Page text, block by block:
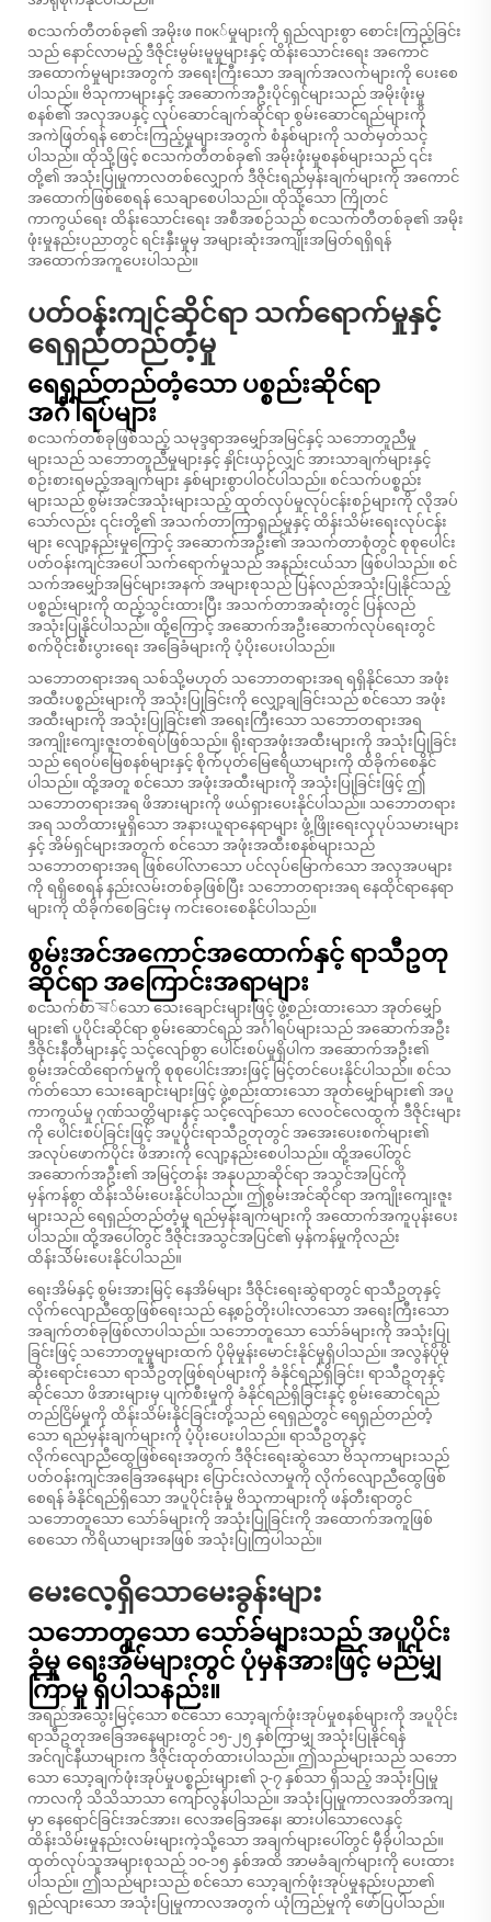
စငသက်တီတစ်ခု၏ အမိုးဖ пок်မှုများကို ရှည်လျားစွာ စောင်းကြည့်ခြင်း
သည် နောင်လာမည့် ဒီဇိုင်းမွမ်းမူမှုများနှင့် ထိန်းသောင်းရေး အကောင်
အထောက်မှုများအတွက် အရေးကြီးသော အချက်အလက်များကို ပေးစေ
ပါသည်။ ဗိသုကာများနှင့် အဆောက်အဦးပိုင်ရှင်များသည် အမိုးဖုံးမှု
စနစ်၏ အလှအပနှင့် လုပ်ဆောင်ချက်ဆိုင်ရာ စွမ်းဆောင်ရည်များကို
အကဲဖြတ်ရန် စောင်းကြည့်မှုများအတွက် စံနစ်များကို သတ်မှတ်သင့်
ပါသည်။ ထိုသို့ဖြင့် စငသက်တီတစ်ခု၏ အမိုးဖုံးမှုစနစ်များသည် ၎င်း
တို့၏ အသုံးပြုမှုကာလတစ်လျှောက် ဒီဇိုင်းရည်မှန်းချက်များကို အကောင်
အထောက်ဖြစ်စေရန် သေချာစေပါသည်။ ထိုသို့သော ကြိုတင်
ကာကွယ်ရေး ထိန်းသောင်းရေး အစီအစဉ်သည် စငသက်တီတစ်ခု၏ အမိုး
ဖုံးမှုနည်းပညာတွင် ရင်းနှီးမှုမှ အများဆုံးအကျိုးအမြတ်ရရှိရန်
အထောက်အကူပေးပါသည်။
ပတ်ဝန်းကျင်ဆိုင်ရာ သက်ရောက်မှုနှင့်
ရေရှည်တည်တံ့မှု
ရေရှည်တည်တံ့သော ပစ္စည်းဆိုင်ရာ
အင်္ဂါရပ်များ
စငသက်တစ်ခုဖြစ်သည့် သမုဒ္ဒရာအမျှော်အမြင်နှင့် သဘောတူညီမှု
များသည် သဘောတူညီမှုများနှင့် နှိုင်းယှဉ်လျှင် အားသာချက်များနှင့်
စဉ်းစားရမည့်အချက်များ နှစ်များစွာပါဝင်ပါသည်။ စင်သက်ပစ္စည်း
များသည် စွမ်းအင်အသုံးများသည့် ထုတ်လုပ်မှုလုပ်ငန်းစဉ်များကို လိုအပ်
သော်လည်း ၎င်းတို့၏ အသက်တာကြာရှည်မှုနှင့် ထိန်းသိမ်းရေးလုပ်ငန်း
များ လျော့နည်းမှုကြောင့် အဆောက်အဦး၏ အသက်တာစုံတွင် စုစုပေါင်း
ပတ်ဝန်းကျင်အပေါ် သက်ရောက်မှုသည် အနည်းငယ်သာ ဖြစ်ပါသည်။ စင်
သက်အမျှော်အမြင်များအနက် အများစုသည် ပြန်လည်အသုံးပြုနိုင်သည့်
ပစ္စည်းများကို ထည့်သွင်းထားပြီး အသက်တာအဆုံးတွင် ပြန်လည်
အသုံးပြုနိုင်ပါသည်။ ထို့ကြောင့် အဆောက်အဦးဆောက်လုပ်ရေးတွင်
စက်ဝိုင်းစီးပွားရေး အခြေခံများကို ပံ့ပိုးပေးပါသည်။
သဘောတရားအရ သစ်သို့မဟုတ် သဘောတရားအရ ရရှိနိုင်သော အဖုံး
အထီးပစ္စည်းများကို အသုံးပြုခြင်းကို လျှော့ချခြင်းသည် စင်သော အဖုံး
အထီးများကို အသုံးပြုခြင်း၏ အရေးကြီးသော သဘောတရားအရ
အကျိုးကျေးဇူးတစ်ရပ်ဖြစ်သည်။ ရိုးရာအဖုံးအထီးများကို အသုံးပြုခြင်း
သည် ရေဝပ်မြေစနစ်များနှင့် စိုက်ပုတ်မြေဧရိယာများကို ထိခိုက်စေနိုင်
ပါသည်။ ထို့အတူ စင်သော အဖုံးအထီးများကို အသုံးပြုခြင်းဖြင့် ဤ
သဘောတရားအရ ဖိအားများကို ဖယ်ရှားပေးနိုင်ပါသည်။ သဘောတရား
အရ သတိထားမှုရှိသော အနားယူရာနေရာများ ဖွံ့ဖြိုးရေးလုပုပ်သမားများ
နှင့် အိမ်ရှင်များအတွက် စင်သော အဖုံးအထီးစနစ်များသည်
သဘောတရားအရ ဖြစ်ပေါ်လာသော ပင်လုပ်မြောက်သော အလှအပများ
ကို ရရှိစေရန် နည်းလမ်းတစ်ခုဖြစ်ပြီး သဘောတရားအရ နေထိုင်ရာနေရာ
များကို ထိခိုက်စေခြင်းမှ ကင်းဝေးစေနိုင်ပါသည်။
စွမ်းအင်အကောင်အထောက်နှင့် ရာသီဥတု
ဆိုင်ရာ အကြောင်းအရာများ
စငသက်တিষ်သော သေးချောင်းများဖြင့် ဖွဲ့စည်းထားသော အုတ်မျှော်
များ၏ ပူပိုင်းဆိုင်ရာ စွမ်းဆောင်ရည် အင်္ဂါရပ်များသည် အဆောက်အဦး
ဒီဇိုင်းနီတီများနှင့် သင့်လျော်စွာ ပေါင်းစပ်မှုရှိပါက အဆောက်အဦး၏
စွမ်းအင်ထိရောက်မှုကို စုစုပေါင်းအားဖြင့် မြင့်တင်ပေးနိုင်ပါသည်။ စင်သ
က်တ်သော သေးချောင်းများဖြင့် ဖွဲ့စည်းထားသော အုတ်မျှော်များ၏ အပူ
ကာကွယ်မှု ဂုဏ်သတ္တိများနှင့် သင့်လျော်သော လေဝင်လေထွက် ဒီဇိုင်းများ
ကို ပေါင်းစပ်ခြင်းဖြင့် အပူပိုင်းရာသီဥတုတွင် အအေးပေးစက်များ၏
အလုပ်ဖောက်ပိုင်း ဖိအားကို လျော့နည်းစေပါသည်။ ထို့အပေါ်တွင်
အဆောက်အဦး၏ အမြင့်တန်း အနုပညာဆိုင်ရာ အသွင်အပြင်ကို
မှန်ကန်စွာ ထိန်းသိမ်းပေးနိုင်ပါသည်။ ဤစွမ်းအင်ဆိုင်ရာ အကျိုးကျေးဇူး
များသည် ရေရှည်တည်တံ့မှု ရည်မှန်းချက်များကို အထောက်အကူပုန်းပေး
ပါသည်။ ထို့အပေါ်တွင် ဒီဇိုင်းအသွင်အပြင်၏ မှန်ကန်မှုကိုလည်း
ထိန်းသိမ်းပေးနိုင်ပါသည်။
ရေးအိမ်နှင့် စွမ်းအားမြင့် နေအိမ်များ ဒီဇိုင်းရေးဆွဲရာတွင် ရာသီဥတုနှင့်
လိုက်လျောညီထွေဖြစ်ရေးသည် နေ့စဥ်တိုးပါးလာသော အရေးကြီးသော
အချက်တစ်ခုဖြစ်လာပါသည်။ သဘောတူသော သော်ခ်များကို အသုံးပြု
ခြင်းဖြင့် သဘောတူမှုများထက် ပိုမိုမှုန်းမောင်းနိုင်မှုရှိပါသည်။ အလွန်ပိုမို
ဆိုးရောင်းသော ရာသီဥတုဖြစ်ရပ်များကို ခံနိုင်ရည်ရှိခြင်း၊ ရာသီဥတုနှင့်
ဆိုင်သော ဖိအားများမှ ပျက်စီးမှုကို ခံနိုင်ရည်ရှိခြင်းနှင့် စွမ်းဆောင်ရည်
တည်ငြိမ်မှုကို ထိန်းသိမ်းနိုင်ခြင်းတို့သည် ရေရှည်တွင် ရေရှည်တည်တံ့
သော ရည်မှန်းချက်များကို ပံ့ပိုးပေးပါသည်။ ရာသီဥတုနှင့်
လိုက်လျောညီထွေဖြစ်ရေးအတွက် ဒီဇိုင်းရေးဆွဲသော ဗိသုကာများသည်
ပတ်ဝန်းကျင်အခြေအနေများ ပြောင်းလဲလာမှုကို လိုက်လျောညီထွေဖြစ်
စေရန် ခံနိုင်ရည်ရှိသော အပူပိုင်းခုံမှု ဗိသုကာများကို ဖန်တီးရာတွင်
သဘောတူသော သော်ခ်များကို အသုံးပြုခြင်းကို အထောက်အကူဖြစ်
စေသော ကိရိယာများအဖြစ် အသုံးပြုကြပါသည်။
မေးလေ့ရှိသောမေးခွန်းများ
သဘောတူသော သော်ခ်များသည် အပူပိုင်း
ခုံမှု ရေးအိမ်များတွင် ပုံမှန်အားဖြင့် မည်မျှ
ကြာမှု ရှိပါသနည်း။
အရည်အသွေးမြင့်သော စင်သော သော့ချက်ဖုံးအုပ်မှုစနစ်များကို အပူပိုင်း
ရာသီဥတုအခြေအနေများတွင် ၁၅-၂၅ နှစ်ကြာမျှ အသုံးပြုနိုင်ရန်
အင်ဂျင်နီယာများက ဒီဇိုင်းထုတ်ထားပါသည်။ ဤသည်များသည် သဘော
သော သော့ချက်ဖုံးအုပ်မှုပစ္စည်းများ၏ ၃-၇ နှစ်သာ ရှိသည့် အသုံးပြုမှု
ကာလကို သိသိသာသာ ကျော်လွန်ပါသည်။ အသုံးပြုမှုကာလအတိအကျ
မှာ နေရောင်ခြင်းအင်အား၊ လေအခြေအနေ၊ ဆားပါသောလေနှင့်
ထိန်းသိမ်းမှုနည်းလမ်းများကဲ့သို့သော အချက်များပေါ်တွင် မှီခိုပါသည်။
ထုတ်လုပ်သူအများစုသည် ၁၀-၁၅ နှစ်အထိ အာမခံချက်များကို ပေးထား
ပါသည်။ ဤသည်များသည် စင်သော သော့ချက်ဖုံးအုပ်မှုနည်းပညာ၏
ရှည်လျားသော အသုံးပြုမှုကာလအတွက် ယုံကြည်မှုကို ဖော်ပြပါသည်။